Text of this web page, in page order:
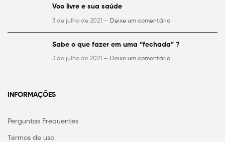
Voo livre e sua saúde
3 de julho de 2021 — Deixe um comentário
Sabe o que fazer em uma “fechada” ?
3 de julho de 2021 — Deixe um comentário
INFORMAÇÕES
Perguntas Frequentes
Termos de uso